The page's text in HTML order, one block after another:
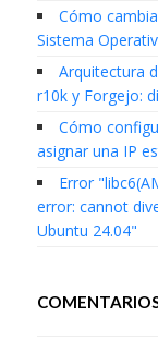
Cómo
Sistema
Arquitectura
r10k y Forgejo:
Cómo
asignar una IP
Error
error: cannot
Ubuntu 24.04"